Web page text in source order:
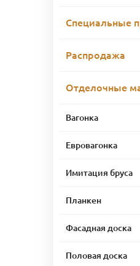
Специальные
Распродажа
Отделочные
Вагонка
Евровагонка
Имитация бруса
Планкен
Фасадная доска
Половая доска